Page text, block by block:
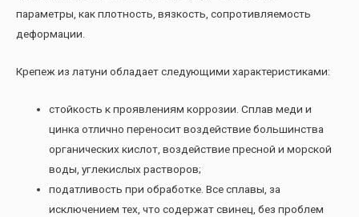
параметры, как плотность, вязкость, сопротивляемость
деформации.
Крепеж из латуни обладает следующими характеристиками:
стойкость к проявлениям коррозии. Сплав меди и
цинка отлично переносит воздействие большинства
органических кислот, воздействие пресной и морской
воды, углекислых растворов;
податливость при обработке. Все сплавы, за
исключением тех, что содержат свинец, без проблем